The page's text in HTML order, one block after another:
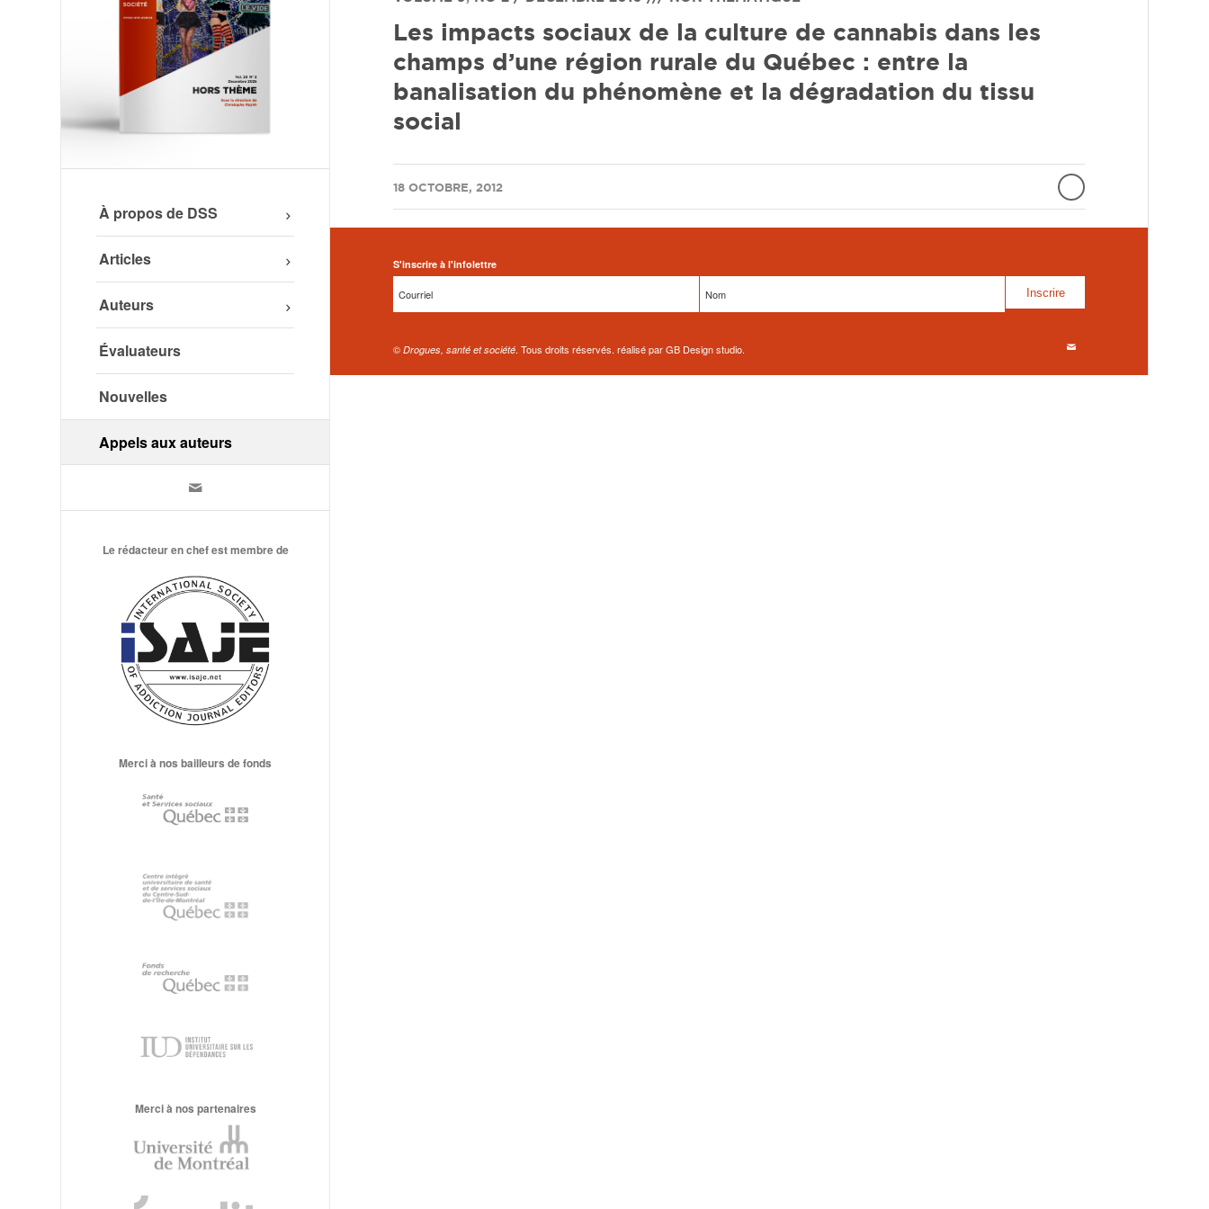
À propos de DSS
Articles
Auteurs
Évaluateurs
Nouvelles
Appels aux auteurs
Le rédacteur en chef est membre de
Merci à nos bailleurs de fonds
Merci à nos partenaires
Les impacts sociaux de la culture de cannabis dans les
champs d’une région rurale du Québec : entre la
banalisation du phénomène et la dégradation du tissu
social
18 OCTOBRE, 2012
/
S'inscrire à l'infolettre
© Drogues, santé et société. Tous droits réservés. réalisé par GB Design studio.